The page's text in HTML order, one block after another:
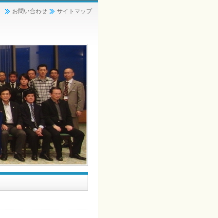
お問い合わせ サイトマップ